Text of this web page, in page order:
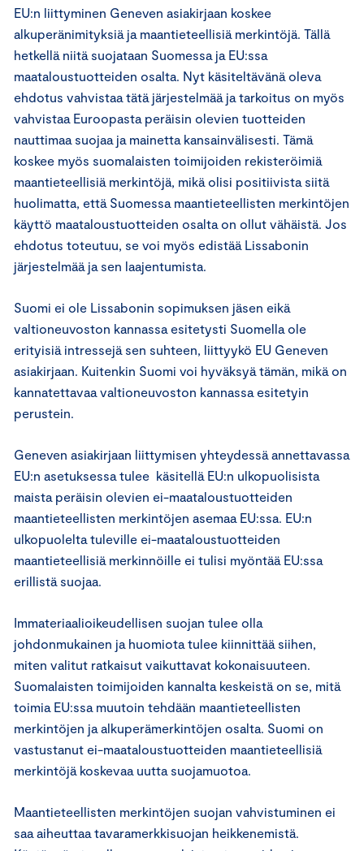
EU:n liittyminen Geneven asiakirjaan koskee
alkuperänimityksiä ja maantieteellisiä merkintöjä. Tällä
hetkellä niitä suojataan Suomessa ja EU:ssa
maataloustuotteiden osalta. Nyt käsiteltävänä oleva
ehdotus vahvistaa tätä järjestelmää ja tarkoitus on myös
vahvistaa Euroopasta peräisin olevien tuotteiden
nauttimaa suojaa ja mainetta kansainvälisesti. Tämä
koskee myös suomalaisten toimijoiden rekisteröimiä
maantieteellisiä merkintöjä, mikä olisi positiivista siitä
huolimatta, että Suomessa maantieteellisten merkintöjen
käyttö maataloustuotteiden osalta on ollut vähäistä. Jos
ehdotus toteutuu, se voi myös edistää Lissabonin
järjestelmää ja sen laajentumista.
Suomi ei ole Lissabonin sopimuksen jäsen eikä
valtioneuvoston kannassa esitetysti Suomella ole
erityisiä intressejä sen suhteen, liittyykö EU Geneven
asiakirjaan. Kuitenkin Suomi voi hyväksyä tämän, mikä on
kannatettavaa valtioneuvoston kannassa esitetyin
perustein.
Geneven asiakirjaan liittymisen yhteydessä annettavassa
EU:n asetuksessa tulee käsitellä EU:n ulkopuolisista
maista peräisin olevien ei-maataloustuotteiden
maantieteellisten merkintöjen asemaa EU:ssa. EU:n
ulkopuolelta tuleville ei-maataloustuotteiden
maantieteellisiä merkinnöille ei tulisi myöntää EU:ssa
erillistä suojaa.
Immateriaalioikeudellisen suojan tulee olla
johdonmukainen ja huomiota tulee kiinnittää siihen,
miten valitut ratkaisut vaikuttavat kokonaisuuteen.
Suomalaisten toimijoiden kannalta keskeistä on se, mitä
toimia EU:ssa muutoin tehdään maantieteellisten
merkintöjen ja alkuperämerkintöjen osalta. Suomi on
vastustanut ei-maataloustuotteiden maantieteellisiä
merkintöjä koskevaa uutta suojamuotoa.
Maantieteellisten merkintöjen suojan vahvistuminen ei
saa aiheuttaa tavaramerkkisuojan heikkenemistä.